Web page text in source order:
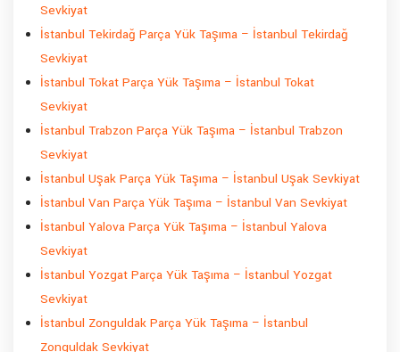
Sevkiyat
İstanbul Tekirdağ Parça Yük Taşıma – İstanbul Tekirdağ
Sevkiyat
İstanbul Tokat Parça Yük Taşıma – İstanbul Tokat
Sevkiyat
İstanbul Trabzon Parça Yük Taşıma – İstanbul Trabzon
Sevkiyat
İstanbul Uşak Parça Yük Taşıma – İstanbul Uşak Sevkiyat
İstanbul Van Parça Yük Taşıma – İstanbul Van Sevkiyat
İstanbul Yalova Parça Yük Taşıma – İstanbul Yalova
Sevkiyat
İstanbul Yozgat Parça Yük Taşıma – İstanbul Yozgat
Sevkiyat
İstanbul Zonguldak Parça Yük Taşıma – İstanbul
Zonguldak Sevkiyat